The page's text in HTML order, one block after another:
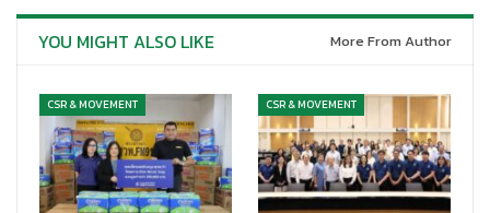
YOU MIGHT ALSO LIKE More From Author
CSR & MOVEMENT CSR & MOVEMENT